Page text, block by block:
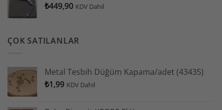
₺449,90 KDV Dahil
ÇOK SATILANLAR
Metal Tesbih Düğüm Kapama/adet (43435)
₺1,99 KDV Dahil